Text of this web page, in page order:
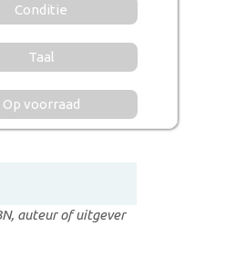
Conditie
Taal
Op voorraad
auteur of uitgever